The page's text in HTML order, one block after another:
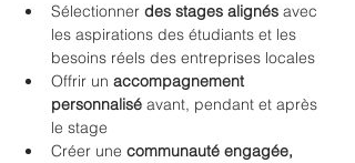
Sélectionner des stages alignés avec
les aspirations des étudiants et les
besoins réels des entreprises locales
Offrir un accompagnement
personnalisé avant, pendant et après
le stage
Créer une communauté engagée,